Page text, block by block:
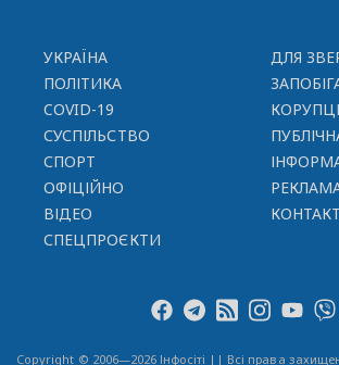
УКРАЇНА
ПОЛІТИКА
COVID-19
СУСПІЛЬСТВО
СПОРТ
ОФІЦІЙНО
ВІДЕО
СПЕЦПРОЄКТИ
ДЛЯ
Copyright © 2006—2026 Інфосіті || Всі права